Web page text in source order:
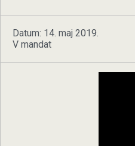
Datum: 14. maj 2019.
V mandat